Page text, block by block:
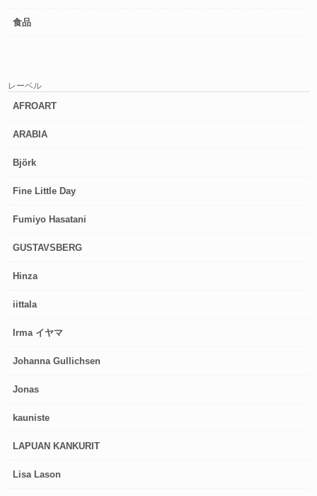
食品
レーベル
AFROART
ARABIA
Björk
Fine Little Day
Fumiyo Hasatani
GUSTAVSBERG
Hinza
iittala
Irma イヤマ
Johanna Gullichsen
Jonas
kauniste
LAPUAN KANKURIT
Lisa Lason